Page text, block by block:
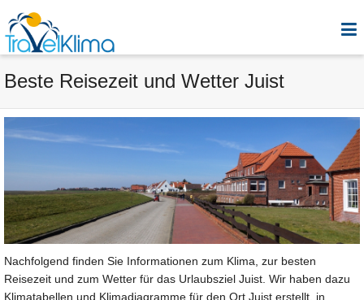
Beste Reisezeit und Wetter Juist
Nachfolgend finden Sie Informationen zum Klima, zur besten
Reisezeit und zum Wetter für das Urlaubsziel Juist. Wir haben dazu
Klimatabellen und Klimadiagramme für den Ort Juist erstellt, in